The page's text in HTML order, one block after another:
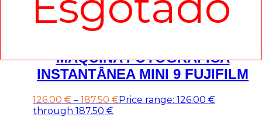
MÁQUINA FOTOGRÁFICA
INSTANTÂNEA MINI 9 FUJIFILM
126.00 € – 187.50 €Price range: 126.00 €
through 187.50 €